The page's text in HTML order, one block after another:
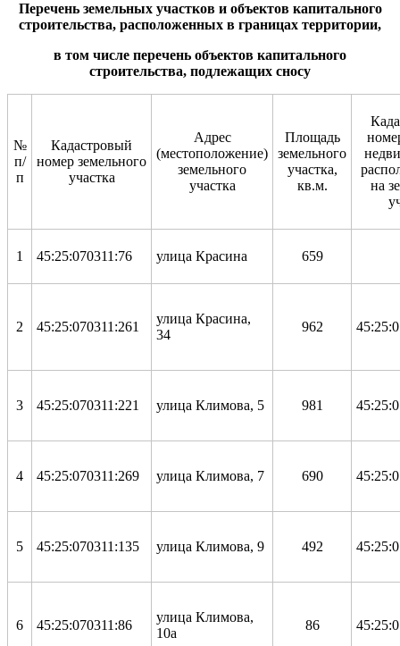
Перечень земельных участков и объектов капитального
строительства, расположенных в границах территории,
в том числе перечень объектов капитального
строительства, подлежащих сносу
№
п/
п
Кадастровый
номер земельного
участка
Адрес
(местоположение)
земельного
участка
Площадь
земельного
участка,
кв.м.
на
1 45:25:070311:76 улица Красина 659
2 45:25:070311:261
улица Красина,
34
962
3 45:25:070311:221 улица Климова, 5 981
4 45:25:070311:269 улица Климова, 7 690
5 45:25:070311:135 улица Климова, 9 492
6 45:25:070311:86
улица Климова,
10а
86